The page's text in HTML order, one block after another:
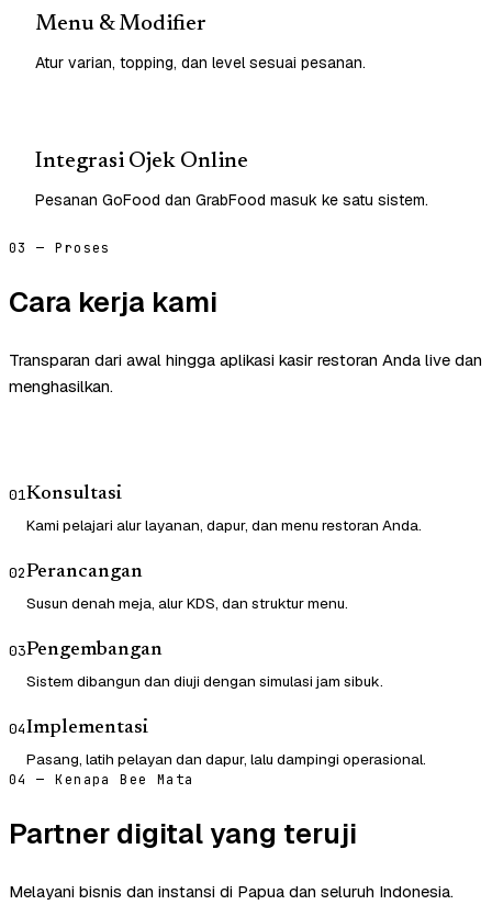
Menu & Modifier
Atur varian, topping, dan level sesuai pesanan.
Integrasi Ojek Online
Pesanan GoFood dan GrabFood masuk ke satu sistem.
03 — Proses
Cara kerja kami
Transparan dari awal hingga aplikasi kasir restoran Anda live dan
menghasilkan.
01Konsultasi
Kami pelajari alur layanan, dapur, dan menu restoran Anda.
02Perancangan
Susun denah meja, alur KDS, dan struktur menu.
03Pengembangan
Sistem dibangun dan diuji dengan simulasi jam sibuk.
04Implementasi
Pasang, latih pelayan dan dapur, lalu dampingi operasional.
04 — Kenapa Bee Mata
Partner digital yang teruji
Melayani bisnis dan instansi di Papua dan seluruh Indonesia.